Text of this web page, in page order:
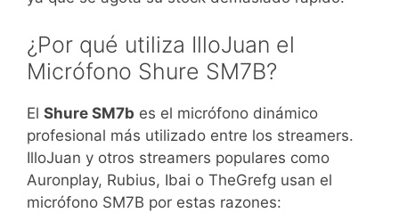
¿Por qué utiliza IlloJuan el
Micrófono Shure SM7B?
El Shure SM7b es el micrófono dinámico
profesional más utilizado entre los streamers.
IlloJuan y otros streamers populares como
Auronplay, Rubius, Ibai o TheGrefg usan el
micrófono SM7B por estas razones: